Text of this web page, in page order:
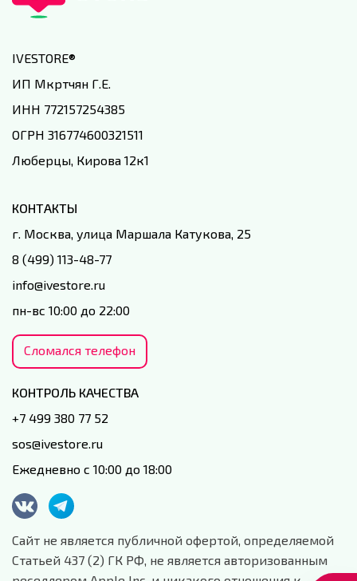
IVESTORE®
ИП Мкртчян Г.Е.
ИНН 772157254385
ОГРН 316774600321511
Люберцы, Кирова 12к1
КОНТАКТЫ
г. Москва, улица Маршала Катукова, 25
8 (499) 113-48-77
info@ivestore.ru
пн-вс 10:00 до 22:00
Сломался телефон
КОНТРОЛЬ КАЧЕСТВА
+7 499 380 77 52
sos@ivestore.ru
Ежедневно с 10:00 до 18:00
Сайт не является публичной офертой, определяемой
Статьей 437 (2) ГК РФ, не является авторизованным